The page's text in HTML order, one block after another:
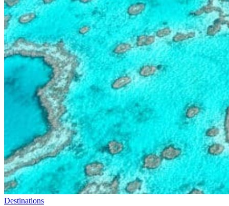
Destinations